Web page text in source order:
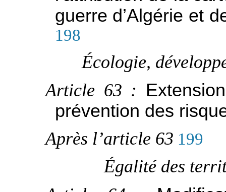
guerre d’Algérie et
198
Écologie,
Article 63 :
prévention des
Après l’article 63 199
Égalité des